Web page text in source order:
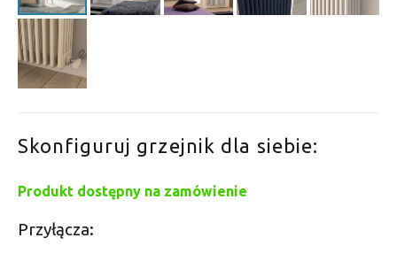
Skonfiguruj grzejnik dla siebie:
Produkt dostępny na zamówienie
Przyłącza: